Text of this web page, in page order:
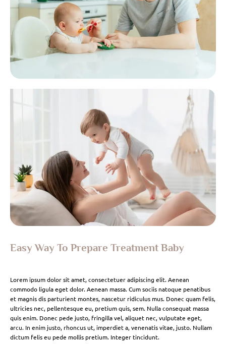
Easy Way To Prepare Treatment Baby
Lorem ipsum dolor sit amet, consectetuer adipiscing elit. Aenean
commodo ligula eget dolor. Aenean massa. Cum sociis natoque penatibus
et magnis dis parturient montes, nascetur ridiculus mus. Donec quam felis,
ultricies nec, pellentesque eu, pretium quis, sem. Nulla consequat massa
quis enim. Donec pede justo, fringilla vel, aliquet nec, vulputate eget,
arcu. In enim justo, rhoncus ut, imperdiet a, venenatis vitae, justo. Nullam
dictum felis eu pede mollis pretium. Integer tincidunt.